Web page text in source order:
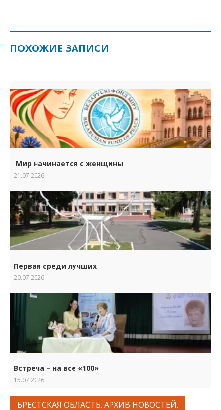
ПОХОЖИЕ ЗАПИСИ
Мир начинается с женщины
21.07.2026
Первая среди лучших
20.07.2026
Встреча – на все «100»
15.07.2026
БРЕСТСКАЯ ОБЛАСТЬ. АРХИВ НОВОСТЕЙ.